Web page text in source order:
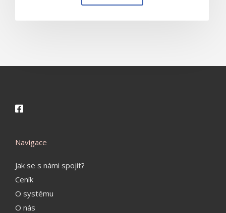
Navigace
Jak se s námi spojit?
Ceník
O systému
O nás